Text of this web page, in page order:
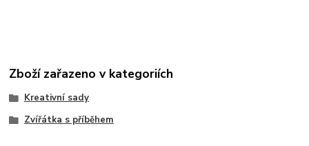
Zboží zařazeno v kategoriích
Kreativní sady
Zvířátka s příběhem